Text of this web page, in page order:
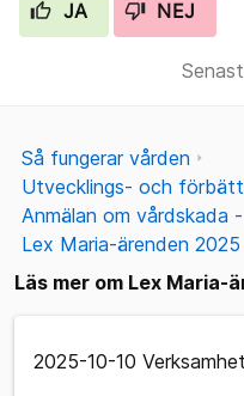
JA NEJ
Så fungerar vården
Utvecklings- och
Anmälan om vårdskada
Lex Maria-ärenden 2025
Läs mer om Lex Maria-
2025-10-10